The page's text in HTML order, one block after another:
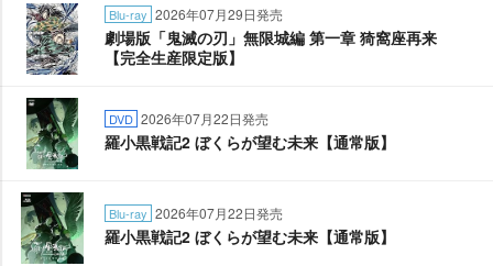
Blu-ray 2026年07月29日発売
劇場版「鬼滅の刃」無限城編 第一章 猗窩座再来
【完全生産限定版】
DVD 2026年07月22日発売
羅小黒戦記2 ぼくらが望む未来【通常版】
Blu-ray 2026年07月22日発売
羅小黒戦記2 ぼくらが望む未来【通常版】